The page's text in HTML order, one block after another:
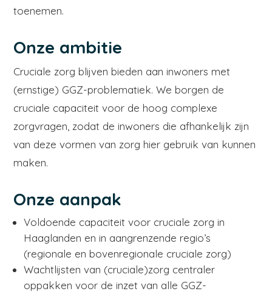
toenemen.
Onze ambitie
Cruciale zorg blijven bieden aan inwoners met
(ernstige) GGZ-problematiek. We borgen de
cruciale capaciteit voor de hoog complexe
zorgvragen, zodat de inwoners die afhankelijk zijn
van deze vormen van zorg hier gebruik van kunnen
maken.
Onze aanpak
Voldoende capaciteit voor cruciale zorg in
Haaglanden en in aangrenzende regio’s
(regionale en bovenregionale cruciale zorg)
Wachtlijsten van (cruciale)zorg centraler
oppakken voor de inzet van alle GGZ-